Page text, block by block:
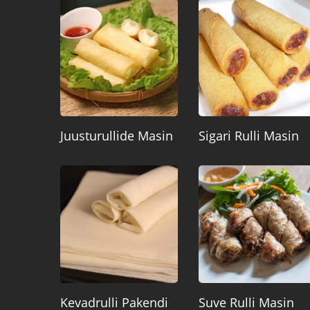
Juusturullide Masin Sigari Rulli Masin
Kevadrulli Pakendi Suve Rulli Masin